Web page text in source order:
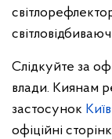
Слідкуйте за
влади. Киянам
застосунок
офіційні